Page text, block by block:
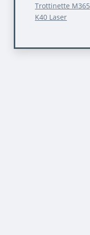
Trottinette M365
K40 Laser